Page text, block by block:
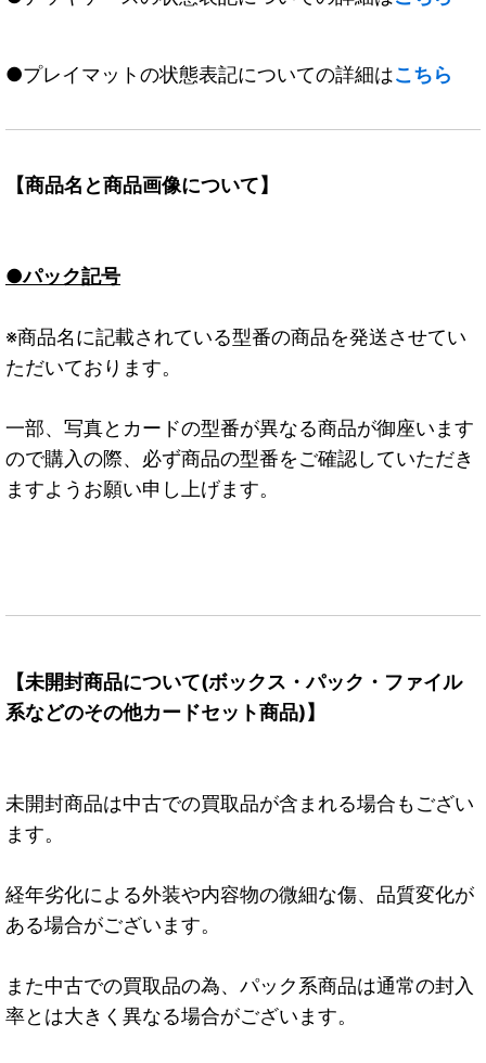
●プレイマットの状態表記についての詳細はこちら
【商品名と商品画像について】
●パック記号
※商品名に記載されている型番の商品を発送させてい
ただいております。
一部、写真とカードの型番が異なる商品が御座います
ので購入の際、必ず商品の型番をご確認していただき
ますようお願い申し上げます。
【未開封商品について(ボックス・パック・ファイル
系などのその他カードセット商品)】
未開封商品は中古での買取品が含まれる場合もござい
ます。
経年劣化による外装や内容物の微細な傷、品質変化が
ある場合がございます。
また中古での買取品の為、パック系商品は通常の封入
率とは大きく異なる場合がございます。